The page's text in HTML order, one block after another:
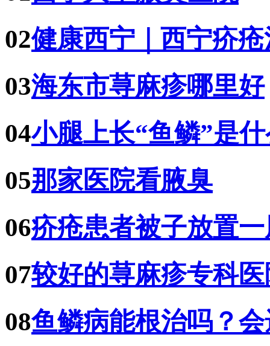
02健康西宁｜西宁疥
03海东市荨麻疹哪里好
04小腿上长“鱼鳞”是
05那家医院看腋臭
06疥疮患者被子放置
07较好的荨麻疹专科
08鱼鳞病能根治吗？